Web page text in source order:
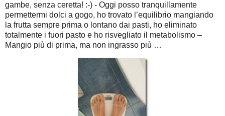
gambe, senza ceretta! :-) - Oggi posso tranquillamente
permettermi dolci a gogo, ho trovato l’equilibrio mangiando
la frutta sempre prima o lontano dai pasti, ho eliminato
totalmente i fuori pasto e ho risvegliato il metabolismo –
Mangio più di prima, ma non ingrasso più …